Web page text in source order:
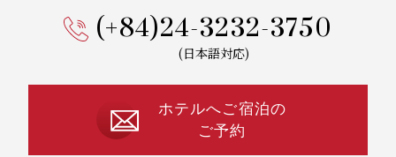
(+84)24-3232-3750
(日本語対応)
ホテルへご宿泊の
ご予約